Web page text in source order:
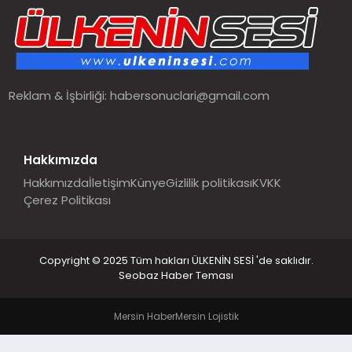
SPOR
MALATYA HABERLERI
Reklam & İşbirliği:habersonuclari@gmail.com
Hakkımızda
HakkımızdaİletişimKünyeGizlilik politikasıKVKK
Çerez Politikası
Copyright © 2025 Tüm hakları ÜLKENİN SESİ 'de saklıdır.
Seobaz Haber Teması
Mersin HaberMersin Lojistik